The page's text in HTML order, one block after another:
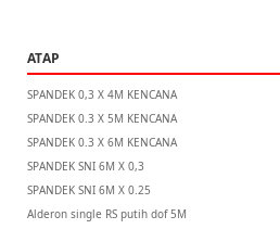
ATAP
SPANDEK 0,3 X 4M KENCANA
SPANDEK 0.3 X 5M KENCANA
SPANDEK 0.3 X 6M KENCANA
SPANDEK SNI 6M X 0,3
SPANDEK SNI 6M X 0.25
Alderon single RS putih dof 5M